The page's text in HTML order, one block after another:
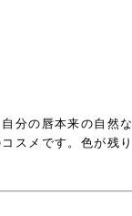
分の唇本来の自然な
スメです。色が残り